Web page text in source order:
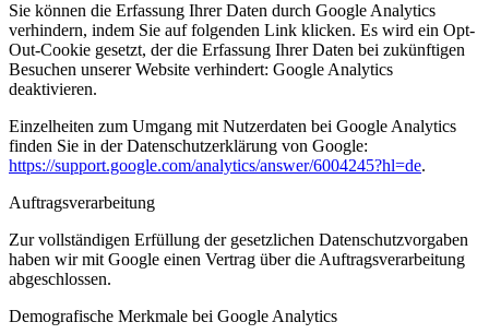
Sie können die Erfassung Ihrer Daten durch Google Analytics
verhindern, indem Sie auf folgenden Link klicken. Es wird ein Opt-
Out-Cookie gesetzt, der die Erfassung Ihrer Daten bei zukünftigen
Besuchen unserer Website verhindert: Google Analytics
deaktivieren.
Einzelheiten zum Umgang mit Nutzerdaten bei Google Analytics
finden Sie in der Datenschutzerklärung von Google:
https://support.google.com/analytics/answer/6004245?hl=de.
Auftragsverarbeitung
Zur vollständigen Erfüllung der gesetzlichen Datenschutzvorgaben
haben wir mit Google einen Vertrag über die Auftragsverarbeitung
abgeschlossen.
Demografische Merkmale bei Google Analytics